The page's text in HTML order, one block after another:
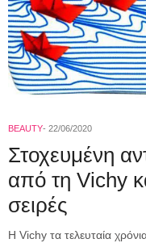
BEAUTY 22/06/2020
Στοχευμένη
από τη Vichy
σειρές
Η Vichy τα τελευταία